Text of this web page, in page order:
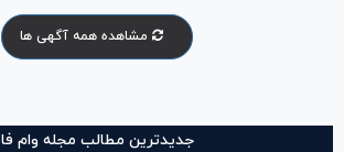
مشاهده همه آگهی ها
جدیدترین مطالب مجله وام فا